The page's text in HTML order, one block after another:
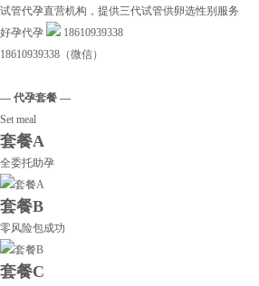
试管代孕直营机构，提供三代试管供卵选性别服务
好孕代孕
18610939338
18610939338（微信）
— 代孕套餐 —
Set meal
套餐A
全委托助孕
套餐B
零风险包成功
套餐C